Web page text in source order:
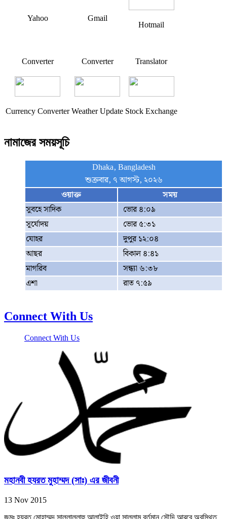
Yahoo Gmail
Hotmail
Converter Converter Translator
Currency Converter Weather Update Stock Exchange
নামাজের সময়সূচি
Dhaka, Bangladesh
শুক্রবার, ৭ আগস্ট, ২০২৬
ওয়াক্ত
সময়
সুবহে সাদিক
ভোর ৪:০৯
সূর্যোদয়
ভোর ৫:৩১
যোহর
দুপুর ১২:০৪
আছর
বিকাল ৪:৪১
মাগরিব
সন্ধ্যা ৬:৩৮
এশা
রাত ৭:৫৯
Connect With Us
Connect With Us
মহানবী হযরত মুহাম্মদ (সাঃ) এর জীবনী
13 Nov 2015